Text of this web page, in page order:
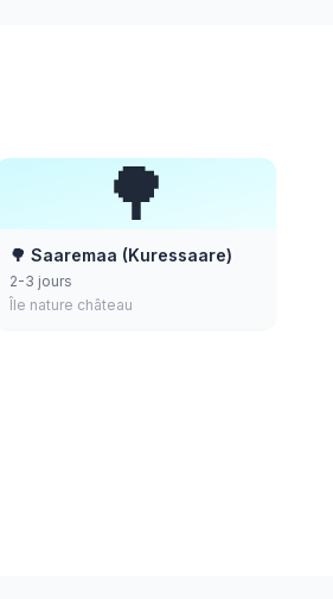
🌳
🌳 Saaremaa (Kuressaare)
2-3 jours
Île nature château